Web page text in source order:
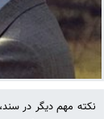
نکته مهم دیگر در